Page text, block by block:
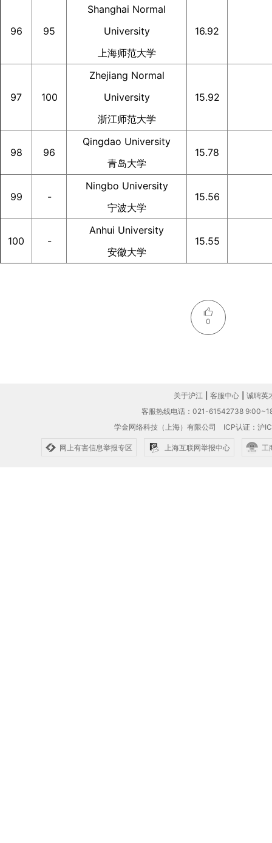
96 95
Shanghai Normal
University
上海师范大学
16.92
97 100
Zhejiang Normal
University
浙江师范大学
15.92
98 96
Qingdao University
青岛大学
15.78
99 -
Ningbo University
宁波大学
15.56
100 -
Anhui University
安徽大学
15.55
0
关于沪江 客服中心
诚聘英
客服热线电话：021-61542738
学金网络科技（上海）有限公司 ICP认证：沪
网上有害信息举报专区 上海互联网举报中心 工